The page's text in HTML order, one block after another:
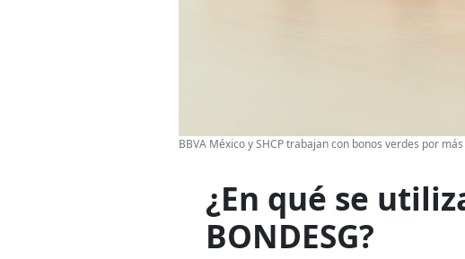
BBVA México y SHCP trabajan con bonos verdes por
¿En qué se
BONDESG?